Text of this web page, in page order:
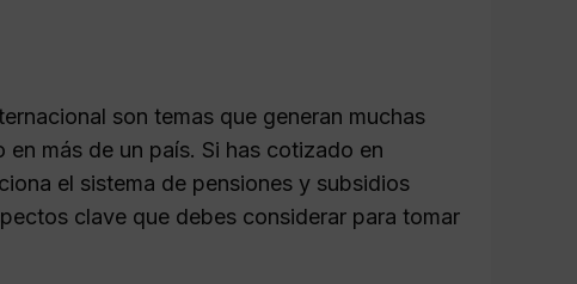
son temas que generan muchas
más de un país. Si has cotizado en
el sistema de pensiones y subsidios
clave que debes considerar para tomar